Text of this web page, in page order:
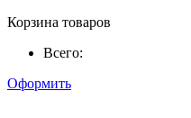
Корзина товаров
Всего:
Оформить